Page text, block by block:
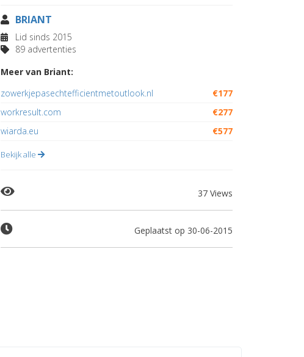
BRIANT
Lid sinds 2015
89 advertenties
Meer van Briant:
zowerkjepasechtefficientmetoutlook.nl
€177
workresult.com
€277
wiarda.eu
€577
Bekijk alle
37 Views
Geplaatst op 30-06-2015